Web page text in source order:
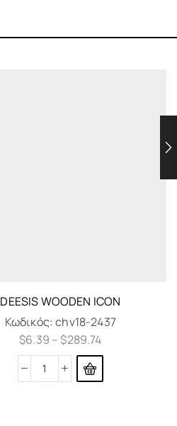
DEESIS WOODEN ICON
Κωδικός:chv18-2437
$6.39 – $289.74